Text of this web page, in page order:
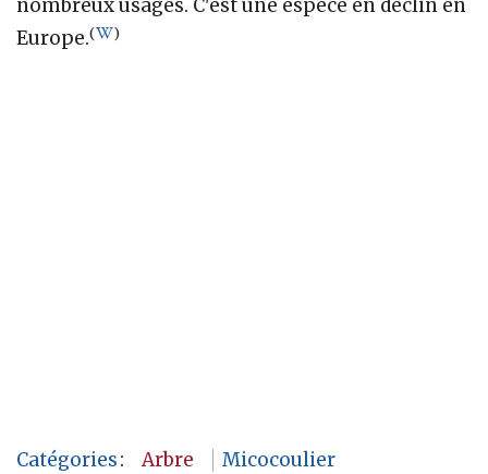
nombreux usages. C'est une espèce en déclin en
Europe.( )
Catégories: Arbre Micocoulier